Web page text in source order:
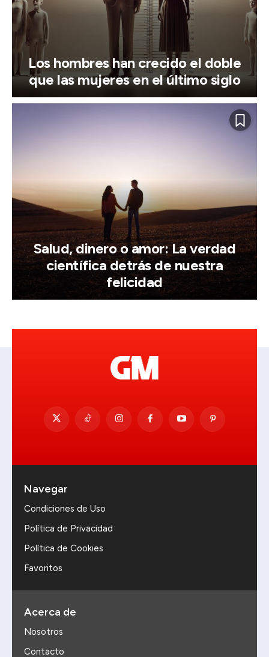
Los hombres han crecido el doble
que las mujeres en el último siglo
Salud, dinero o amor: La verdad
científica detrás de nuestra
felicidad
Navegar
Condiciones de Uso
Política de Privacidad
Política de Cookies
Favoritos
Acerca de
Nosotros
Contacto